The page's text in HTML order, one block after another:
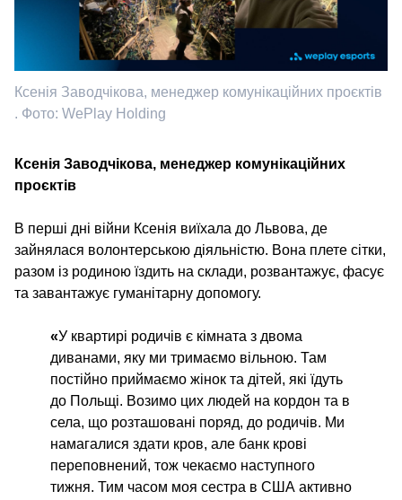
Ксенія Заводчікова, менеджер комунікаційних проєктів
. Фото: WePlay Holding
Ксенія Заводчікова, менеджер комунікаційних
проєктів
В перші дні війни Ксенія виїхала до Львова, де
зайнялася волонтерською діяльністю. Вона плете сітки,
разом із родиною їздить на склади, розвантажує, фасує
та завантажує гуманітарну допомогу.
«У квартирі родичів є кімната з двома
диванами, яку ми тримаємо вільною. Там
постійно приймаємо жінок та дітей, які їдуть
до Польщі. Возимо цих людей на кордон та в
села, що розташовані поряд, до родичів. Ми
намагалися здати кров, але банк крові
переповнений, тож чекаємо наступного
тижня. Тим часом моя сестра в США активно